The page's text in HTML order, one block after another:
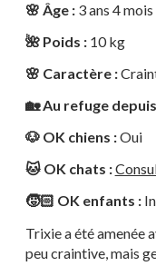
🌸 Âge :3 ans 4 mois
🌺 Poids :10 kg
🌸 Caractère :
🏡 Au refuge
🐶 OK chiens :Oui
🐱 OK chats :
🧒🏻 OK enfants :
Trixie a été amenée
peu craintive, mais